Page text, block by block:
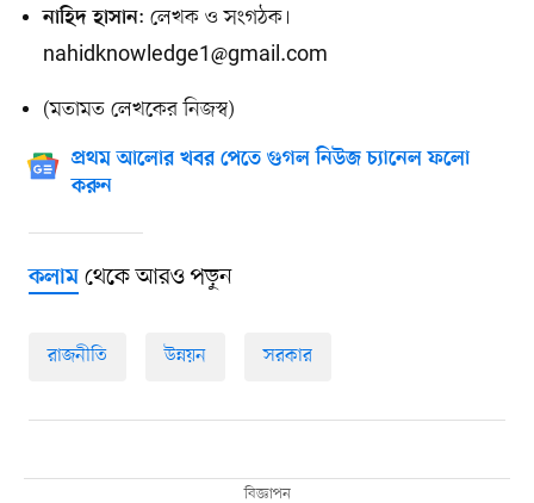
নাহিদ হাসান: লেখক ও সংগঠক।
nahidknowledge1@gmail.com
(মতামত লেখকের নিজস্ব)
প্রথম আলোর খবর পেতে গুগল নিউজ চ্যানেল ফলো
করুন
কলামথেকে আরও পড়ুন
রাজনীতি উন্নয়ন সরকার